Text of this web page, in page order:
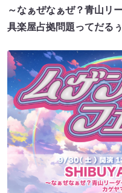
～なぁぜなぁぜ？青山リ
具楽屋占拠問題ってだる